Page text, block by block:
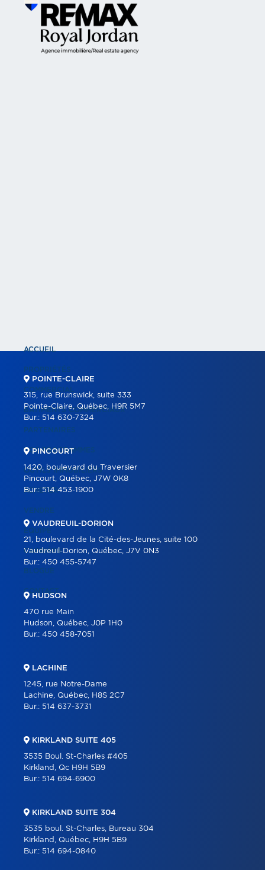
ACCUEIL
PROPRIÉTÉS
COMMERCIAL
BÂTIMENTS COMMERCIAUX
PARTENAIRES
NOS PROGRAMMES
OUTILS IMMOBILIERS
ACHETER
VENDRE
ÉQUIPE
CARRIÈRE
BLOGUE
CONTACT
POINTE-CLAIRE
315, rue Brunswick, suite 333
Pointe-Claire, Québec, H9R 5M7
Bur.: 514 630-7324
PINCOURT
1420, boulevard du Traversier
Pincourt, Québec, J7W 0K8
Bur.:514 453-1900
VAUDREUIL-DORION
21, boulevard de la Cité-des-Jeunes, suite 100
Vaudreuil-Dorion, Québec, J7V 0N3
Bur.: 450 455-5747
HUDSON
470 rue Main
Hudson, Québec, J0P 1H0
Bur.: 450 458-7051
LACHINE
1245, rue Notre-Dame
Lachine, Québec, H8S 2C7
Bur.: 514 637-3731
KIRKLAND SUITE 405
3535 Boul. St-Charles #405
Kirkland, Qc H9H 5B9
Bur.: 514 694-6900
KIRKLAND SUITE 304
3535 boul. St-Charles, Bureau 304
Kirkland, Québec, H9H 5B9
Bur.: 514 694-0840